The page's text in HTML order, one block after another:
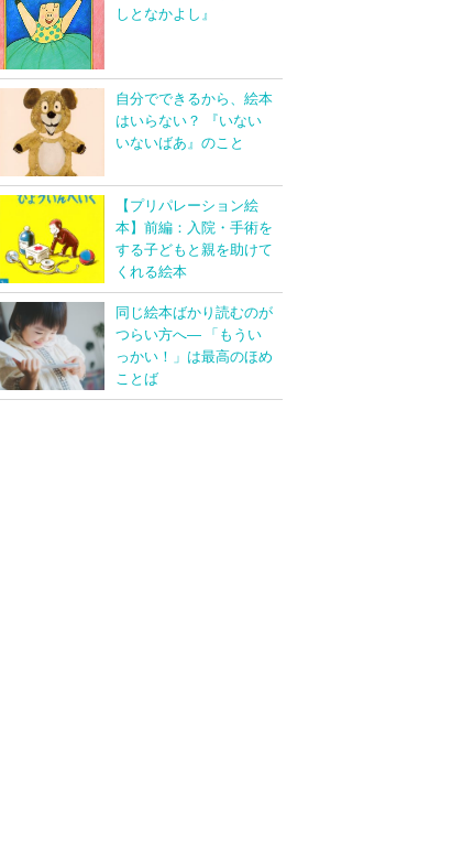
しとなかよし』
自分でできるから、絵本
はいらない？ 『いない
いないばあ』のこと
【プリパレーション絵
本】前編：入院・手術を
する子どもと親を助けて
くれる絵本
同じ絵本ばかり読むのが
つらい方へ― 「もうい
っかい！」は最高のほめ
ことば